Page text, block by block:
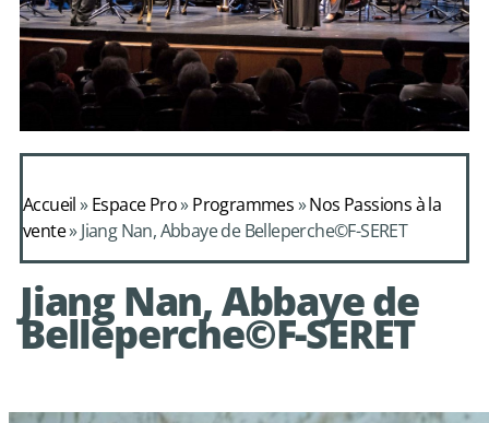
Alcimadure de
Mondonville
avec le choeur de
chambre Les Eléments
Accueil»Espace Pro»Programmes»Nos Passions à la
vente»Jiang Nan, Abbaye de Belleperche©F-SERET
Jiang Nan, Abbaye de
Belleperche©F-SERET